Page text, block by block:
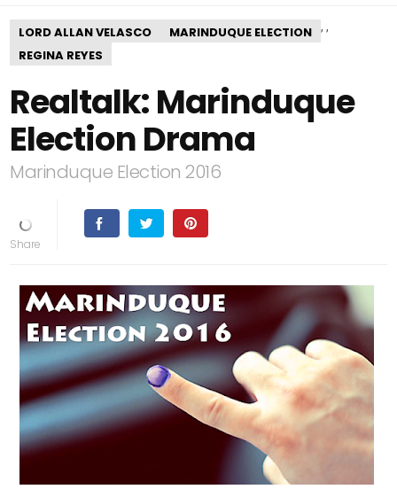
LORD ALLAN VELASCO ,
MARINDUQUE ELECTION ,
REGINA REYES
Realtalk: Marinduque
Election Drama
Marinduque Election 2016